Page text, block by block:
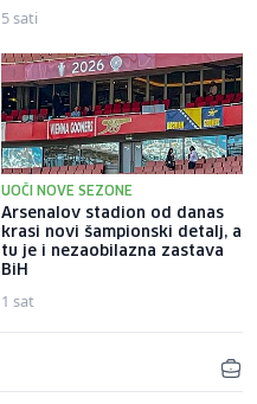
5 sati
UOČI NOVE SEZONE
Arsenalov stadion od danas
krasi novi šampionski detalj, a
tu je i nezaobilazna zastava
BiH
1 sat